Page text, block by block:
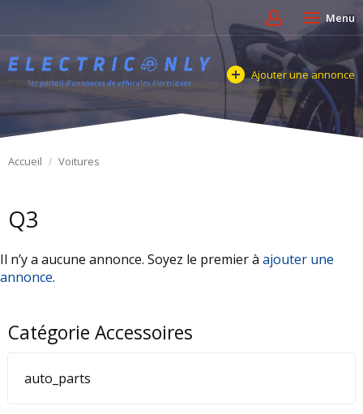
Menu
Ajouter une annonce
Accueil Voitures
Q3
Il n’y a aucune annonce. Soyez le premier à ajouter une
annonce.
Catégorie Accessoires
auto_parts